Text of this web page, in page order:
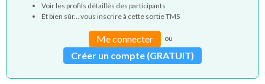
Voir les profils détaillés des participants
Et bien sûr... vous inscrire à cette sortie TMS
Me connecter ou
Créer un compte (GRATUIT)